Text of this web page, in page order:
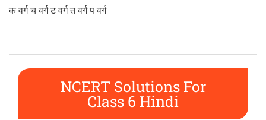
क वर्ग च वर्ग ट वर्ग त वर्ग प वर्ग
NCERT Solutions For
Class 6 Hindi